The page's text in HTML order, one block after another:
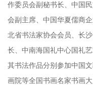
作委员会副秘书长、中国
会副主席、中国华夏儒商
北省书法家协会会员、长
长、中南海国礼中心国礼
其书法作品分别参加中国
画院等全国书画名家书画